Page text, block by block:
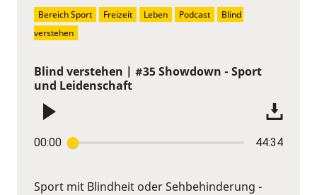
Blind verstehen | #35 Showdown - Sport
und Leidenschaft
00:00 44:34
Sport mit Blindheit oder Sehbehinderung -
Bereich Sport Freizeit Leben Podcast
Blind
verstehen